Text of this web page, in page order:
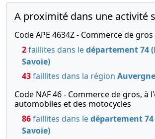
A proximité dans une activité
Code APE 4634Z - Commerce de
2faillites dans ledépartement 74
Savoie)
43faillites dans la région
Code NAF 46 - Commerce de gros, à
automobiles et des motocycles
86faillites dans ledépartement
Savoie)